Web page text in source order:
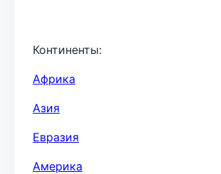
Континенты:
Африка
Азия
Евразия
Америка